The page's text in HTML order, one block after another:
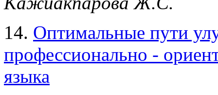
14. Оптимальные пути
профессионально -
языка